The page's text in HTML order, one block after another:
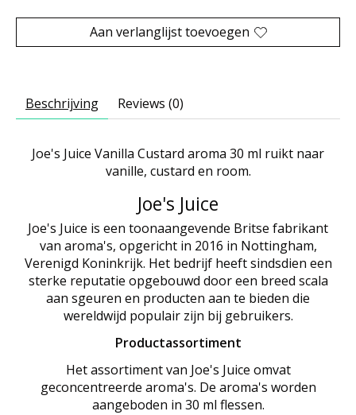
Aan verlanglijst toevoegen
Beschrijving Reviews (0)
Joe's Juice Vanilla Custard aroma 30 ml ruikt naar
vanille, custard en room.
Joe's Juice
Joe's Juice is een toonaangevende Britse fabrikant
van aroma's, opgericht in 2016 in Nottingham,
Verenigd Koninkrijk. Het bedrijf heeft sindsdien een
sterke reputatie opgebouwd door een breed scala
aan sgeuren en producten aan te bieden die
wereldwijd populair zijn bij gebruikers.
Productassortiment
Het assortiment van Joe's Juice omvat
geconcentreerde aroma's. De aroma's worden
aangeboden in 30 ml flessen.